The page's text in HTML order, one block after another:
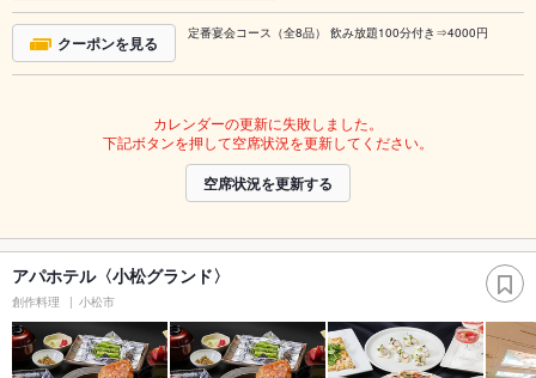
クーポンを見る 定番宴会コース（全8品） 飲み放題100分付き⇒4000円
カレンダーの更新に失敗しました。
下記ボタンを押して空席状況を更新してください。
空席状況を更新する
アパホテル〈小松グランド〉
創作料理 小松市